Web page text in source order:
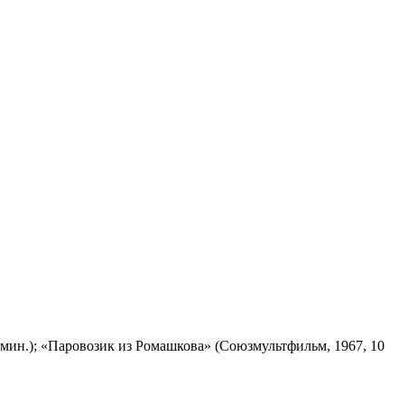
«Паровозик из Ромашкова» (Союзмультфильм, 1967, 10